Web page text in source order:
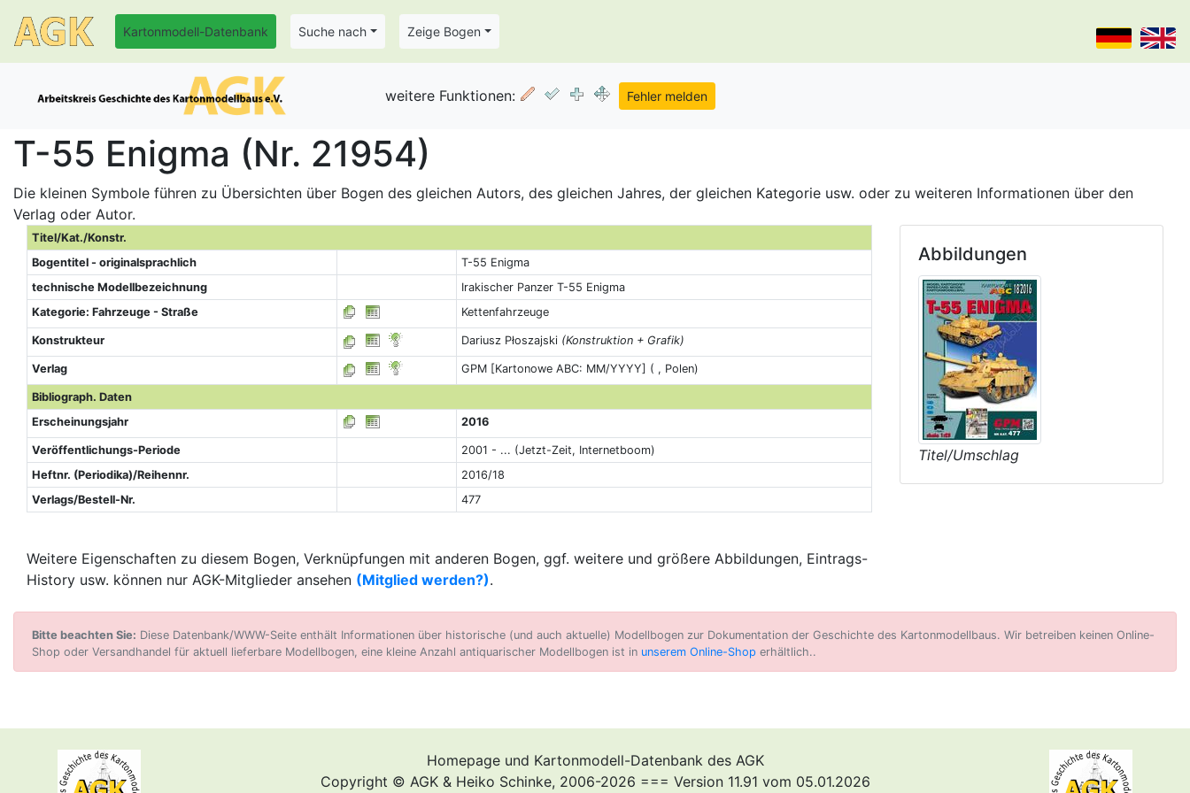
Kartonmodell-Datenbank Suche nach Zeige Bogen
weitere Funktionen:
T-55 Enigma (Nr. 21954)
Die kleinen Symbole führen zu Übersichten über Bogen des gleichen Autors, des gleichen Jahres, der gleichen Kategorie usw. oder zu weiteren Informationen über den
Verlag oder Autor.
Titel/Kat./Konstr.
Bogentitel - originalsprachlich
T-55 Enigma
technische Modellbezeichnung
Irakischer Panzer T-55 Enigma
Kategorie: Fahrzeuge - Straße
Kettenfahrzeuge
Konstrukteur Dariusz Płoszajski (Konstruktion + Grafik)
Verlag GPM [Kartonowe ABC: MM/YYYY] ( , Polen)
Bibliograph. Daten
Erscheinungsjahr
2016
Veröffentlichungs-Periode
2001 - ... (Jetzt-Zeit, Internetboom)
Heftnr. (Periodika)/Reihennr.
2016/18
Verlags/Bestell-Nr.
477
Weitere Eigenschaften zu diesem Bogen, Verknüpfungen mit anderen Bogen, ggf. weitere und größere Abbildungen, Eintrags-
History usw. können nur AGK-Mitglieder ansehen (Mitglied werden?).
Abbildungen
Titel/Umschlag
Bitte beachten Sie: Diese Datenbank/WWW-Seite enthält Informationen über historische (und auch aktuelle) Modellbogen zur Dokumentation der Geschichte des Kartonmodellbaus. Wir betreiben keinen Online-
Shop oder Versandhandel für aktuell lieferbare Modellbogen, eine kleine Anzahl antiquarischer Modellbogen ist in unserem Online-Shop erhältlich..
Homepage und Kartonmodell-Datenbank des AGK
Copyright © AGK & Heiko Schinke, 2006-2026 === Version 11.91 vom 05.01.2026